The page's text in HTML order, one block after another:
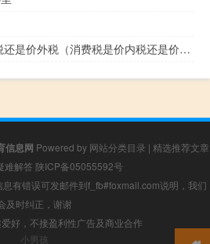
增值税和消费税是价内税还是价外税（消费税是价内税还是价外税）
信息网 Powered by 网站分类目录 | 精选推荐文章
难解答 陕ICP备05055592号
有错误可发邮件到f_fb#foxmail.com说明，我们
及时纠正，谢谢
好，不接盈利性广告及商业合作
小男孩